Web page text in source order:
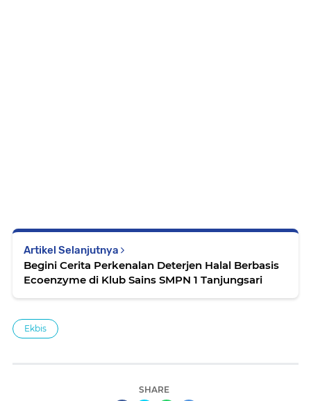
Artikel Selanjutnya
Begini Cerita Perkenalan Deterjen Halal Berbasis
Ecoenzyme di Klub Sains SMPN 1 Tanjungsari
Ekbis
SHARE